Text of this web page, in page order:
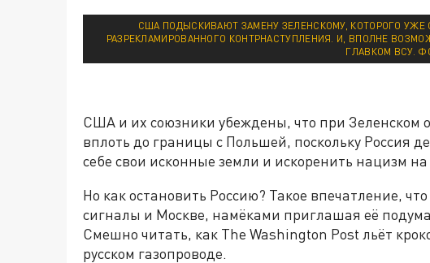
США ПОДЫСКИВАЮТ ЗАМЕНУ ЗЕЛЕНСКОМУ, КОТОРОГО
РАЗРЕКЛАМИРОВАННОГО КОНТРНАСТУПЛЕНИЯ. И, ВПОЛНЕ
ГЛАВКОМ ВСУ.
США и их союзники убеждены, что при Зеленском
вплоть до границы с Польшей, поскольку Россия
себе свои исконные земли и искоренить нацизм
Но как остановить Россию? Такое впечатление,
сигналы и Москве, намёками приглашая её
Смешно читать, как The Washington Post льёт
русском газопроводе.